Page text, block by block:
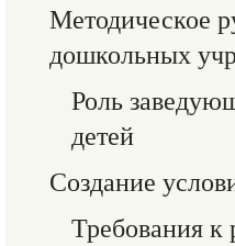
Методическое
дошкольных
Роль
детей
Создание
Требования к